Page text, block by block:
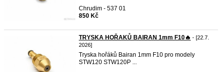
Chrudim - 537 01
850 Kč
TRYSKA HOŘAKŮ BAIRAN 1mm F10🔥 - [22.7.
2026]
Tryska hořáků Bairan 1mm F10 pro modely
STW120 STW120P ...